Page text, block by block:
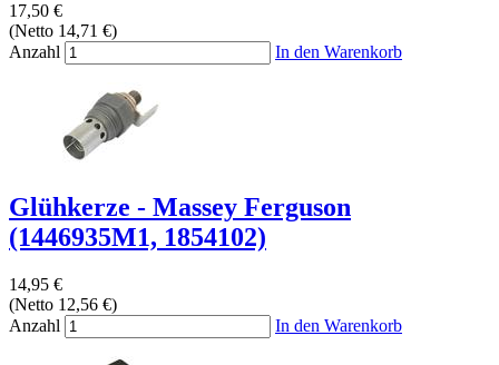
17,50 €
(Netto 14,71 €)
Anzahl
In den Warenkorb
Glühkerze - Massey Ferguson
(1446935M1, 1854102)
14,95 €
(Netto 12,56 €)
Anzahl
In den Warenkorb